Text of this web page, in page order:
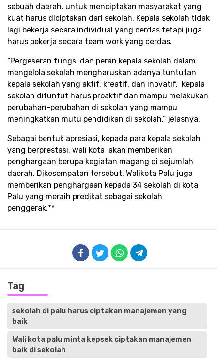
sebuah daerah, untuk menciptakan masyarakat yang
kuat harus diciptakan dari sekolah. Kepala sekolah tidak
lagi bekerja secara individual yang cerdas tetapi juga
harus bekerja secara team work yang cerdas.
“Pergeseran fungsi dan peran kepala sekolah dalam
mengelola sekolah mengharuskan adanya tuntutan
kepala sekolah yang aktif, kreatif, dan inovatif. kepala
sekolah dituntut harus proaktif dan mampu melakukan
perubahan-perubahan di sekolah yang mampu
meningkatkan mutu pendidikan di sekolah,” jelasnya.
Sebagai bentuk apresiasi, kepada para kepala sekolah
yang berprestasi, wali kota akan memberikan
penghargaan berupa kegiatan magang di sejumlah
daerah. Dikesempatan tersebut, Walikota Palu juga
memberikan penghargaan kepada 34 sekolah di kota
Palu yang meraih predikat sebagai sekolah
penggerak.**
Tag
sekolah di palu harus ciptakan manajemen yang
baik
Wali kota palu minta kepsek ciptakan manajemen
baik di sekolah